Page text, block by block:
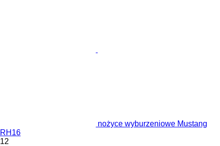
nożyce wyburzeniowe Mustang
RH16
12